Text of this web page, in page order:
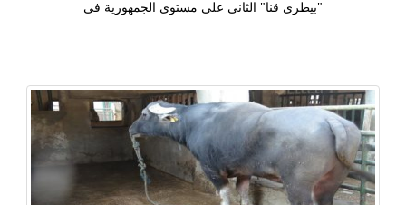
"بيطرى قنا" الثانى على مستوى الجمهورية فى